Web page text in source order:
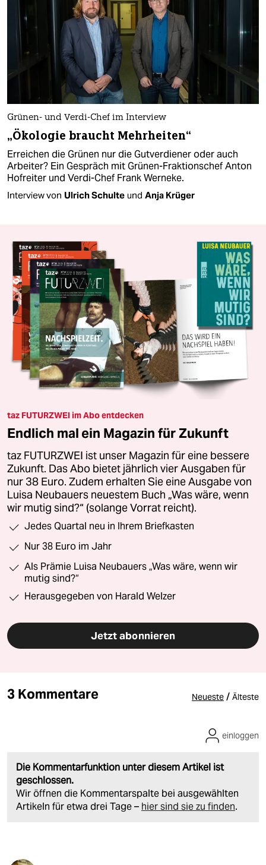
Grünen- und Verdi-Chef im Interview
„Ökologie braucht Mehrheiten“
Erreichen die Grünen nur die Gutverdiener oder auch
Arbeiter? Ein Gespräch mit Grünen-Fraktionschef Anton
Hofreiter und Verdi-Chef Frank Werneke.
Interview von Ulrich Schulte und Anja Krüger
taz FUTURZWEI im Abo entdecken
Endlich mal ein Magazin für Zukunft
taz FUTURZWEI ist unser Magazin für eine bessere
Zukunft. Das Abo bietet jährlich vier Ausgaben für
nur 38 Euro. Zudem erhalten Sie eine Ausgabe von
Luisa Neubauers neuestem Buch „Was wäre, wenn
wir mutig sind?“ (solange Vorrat reicht).
Jedes Quartal neu in Ihrem Briefkasten
Nur 38 Euro im Jahr
Als Prämie Luisa Neubauers „Was wäre, wenn wir
mutig sind?“
Herausgegeben von Harald Welzer
Jetzt abonnieren
3 Kommentare Neueste / Älteste
Die Kommentarfunktion unter diesem Artikel ist
geschlossen.
Wir öffnen die Kommentarspalte bei ausgewählten
Artikeln für etwa drei Tage – hier sind sie zu finden.
einloggen